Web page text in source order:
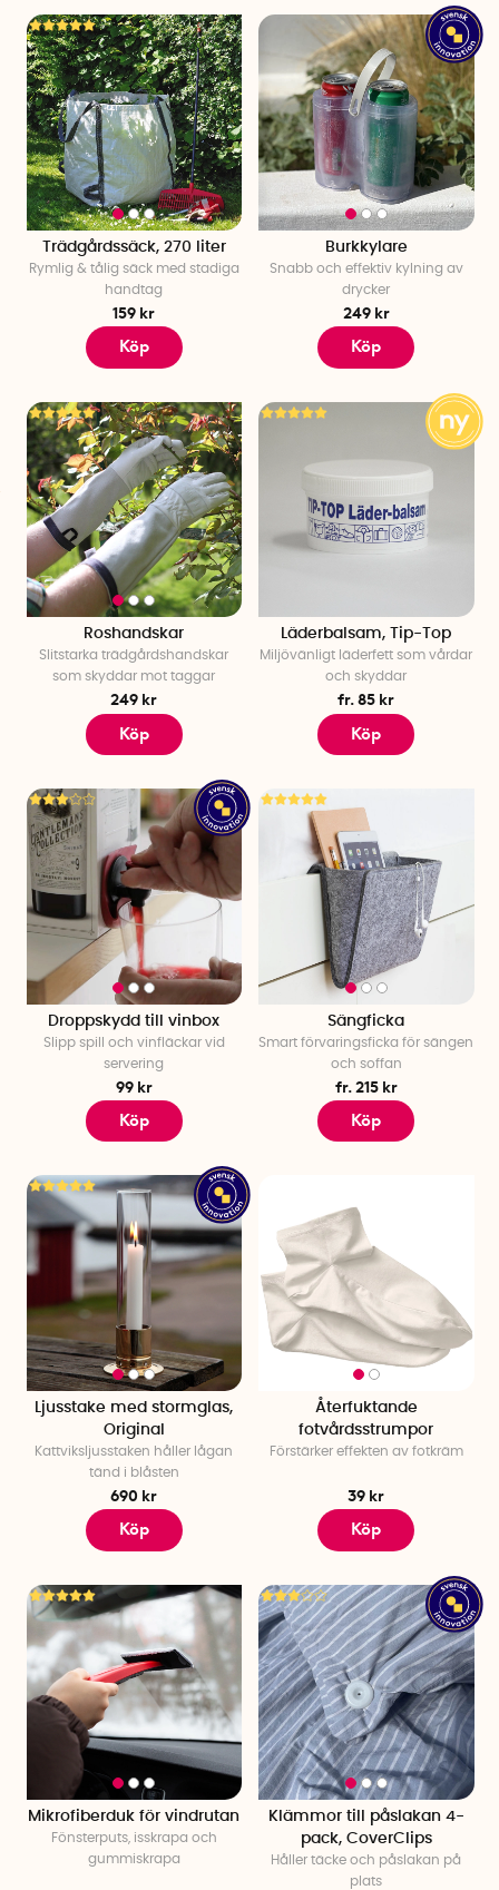
Trädgårdssäck, 270 liter
Rymlig & tålig säck med stadiga
handtag
159 kr
Köp
Burkkylare
Snabb och effektiv kylning av
drycker
249 kr
Köp
Roshandskar
Slitstarka trädgårdshandskar
som skyddar mot taggar
249 kr
Köp
Läderbalsam, Tip-Top
Miljövänligt läderfett som vårdar
och skyddar
fr. 85 kr
Köp
Droppskydd till vinbox
Slipp spill och vinfläckar vid
servering
99 kr
Köp
Sängficka
Smart förvaringsficka för sängen
och soffan
fr. 215 kr
Köp
Ljusstake med stormglas,
Original
Kattviksljusstaken håller lågan
tänd i blåsten
690 kr
Köp
Återfuktande
fotvårdsstrumpor
Förstärker effekten av fotkräm
39 kr
Köp
Mikrofiberduk för vindrutan
Fönsterputs, isskrapa och
gummiskrapa
Klämmor till påslakan 4-
pack, CoverClips
Håller täcke och påslakan på
plats